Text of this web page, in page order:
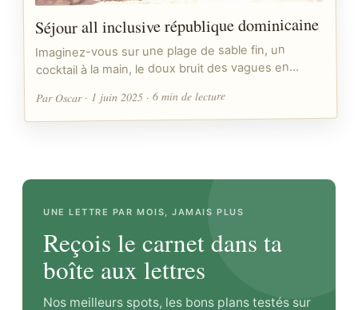
Séjour all inclusive république dominicaine
Imaginez-vous sur une plage de sable fin, un
cocktail à la main, le doux bruit des vagues en…
Par Oscar · 1 juin 2025 · 6 min de lecture
UNE LETTRE PAR MOIS, JAMAIS PLUS
Reçois le carnet dans ta
boîte aux lettres
Nos meilleurs spots, les bons plans testés sur